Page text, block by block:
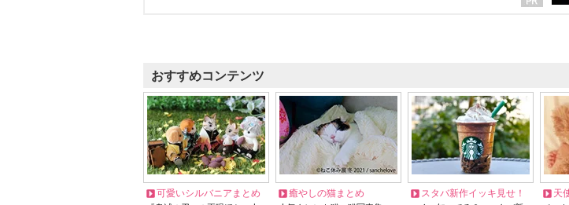
おすすめコンテンツ
可愛いシルバニアまとめ 癒やしの猫まとめ スタバ新作イッキ見せ！ 天